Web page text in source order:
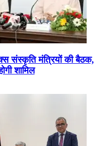
संस्कृति मंत्रियों की बैठक,
शामिल